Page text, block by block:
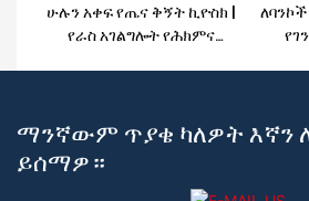
ሁሉን አቀፍ የጤና ቅኝት ኪዮስክ |
የራስ አገልግሎት የሕክምና
ማንኛውም ጥያቄ ካለዎት እኛን
ይሰማዎ።